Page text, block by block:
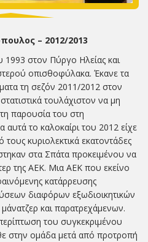
– 2012/2013
1993 στον Πύργο Ηλείας και
οπισθοφύλακα. Έκανε τα
τη σεζόν 2011/2012 στον
τουλάχιστον να μη
παρουσία του στη
αυτά το καλοκαίρι του 2012 είχε
τους κυριολεκτικά εκατοντάδες
στα Σπάτα προκειμένου να
της ΑΕΚ. Μια ΑΕΚ που εκείνο
κατάρρευσης
διαφόρων εξωδιοικητικών
και παρατρεχάμενων.
του συγκεκριμένου
στην ομάδα μετά από προτροπή